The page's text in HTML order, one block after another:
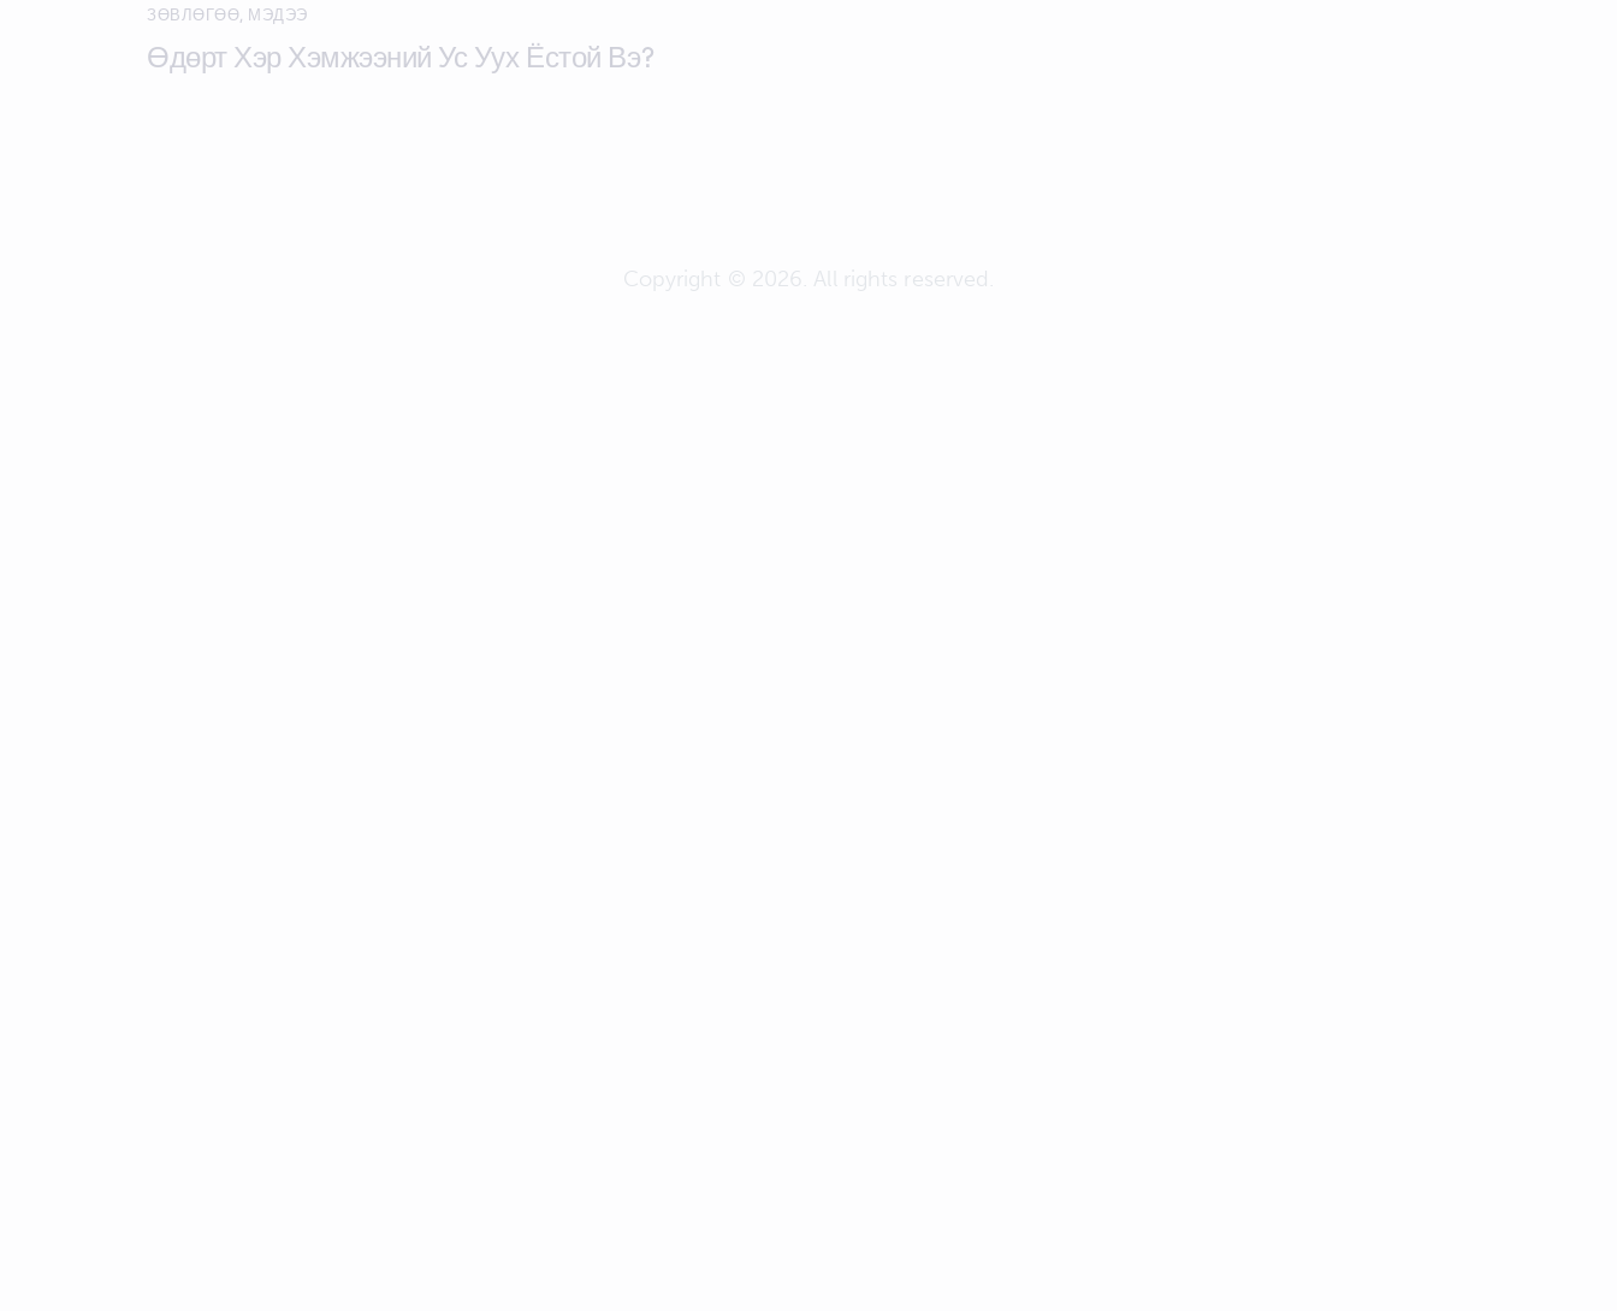
ЗӨВЛӨГӨӨ, МЭДЭЭ
Өдөрт Хэр Хэмжээний Ус Уух Ёстой Вэ?
Copyright © 2026. All rights reserved.